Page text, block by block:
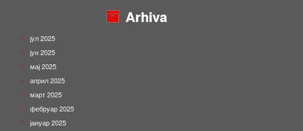
Arhiva
јул 2025
јун 2025
мај 2025
април 2025
март 2025
фебруар 2025
јануар 2025